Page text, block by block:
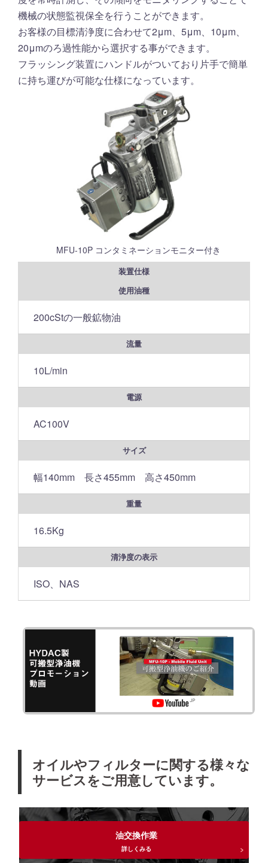
機械の状態監視保全を行うことができます。
お客様の目標清浄度に合わせて2μm、5μm、10μm、
20μmのろ過性能から選択する事ができます。
フラッシング装置にハンドルがついており片手で簡単
に持ち運びが可能な仕様になっています。
MFU-10P コンタミネーションモニター付き
装置仕様
使用油種
200cStの一般鉱物油
流量
10L/min
電源
AC100V
サイズ
幅140mm 長さ455mm 高さ450mm
重量
16.5Kg
清浄度の表示
ISO、NAS
オイルやフィルターに関する様々な
サービスをご用意しています。
油交換作業
詳しくみる